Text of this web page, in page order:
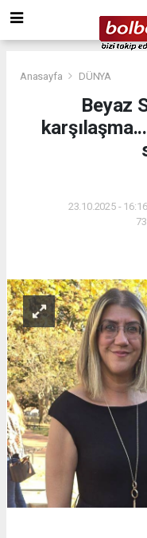
Anasayfa DÜNYA
Beyaz
23.10.2025 -